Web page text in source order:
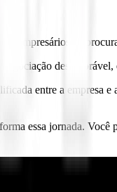
empresários só
desfavorável,
entre a
essa jornada.